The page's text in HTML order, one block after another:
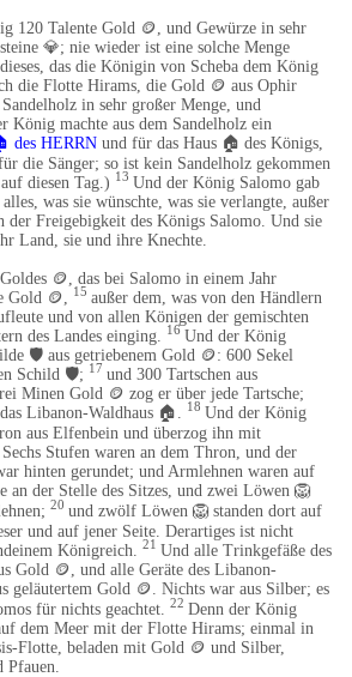
120 Talente Gold 🪙, und Gewürze in sehr
💎​; nie wieder ist eine solche Menge
das die Königin von Scheba dem König
die Flotte Hirams, die Gold 🪙 aus Ophir
in sehr großer Menge, und
König machte aus dem Sandelholz ein
des HERRN und für das Haus 🏠 ​des Königs,
die Sänger; so ist kein Sandelholz gekommen
diesen Tag.) 13Und der König Salomo gab
was sie wünschte, was sie verlangte, außer
der Freigebigkeit des Königs Salomo. Und sie
Land, sie und ihre Knechte.
🪙, das bei Salomo in einem Jahr
Gold 🪙,
15 außer dem, was von den Händlern
und von allen Königen der gemischten
des Landes einging.
16Und der König
🛡️ aus getriebenem Gold 🪙: 600 Sekel
Schild 🛡️; 17und 300 Tartschen aus
Minen Gold 🪙 zog er über jede Tartsche;
Libanon-Waldhaus 🏠 18Und der König
aus Elfenbein und überzog ihn mit
Sechs Stufen waren an dem Thron, und der
hinten gerundet; und Armlehnen waren auf
an der Stelle des Sitzes, und zwei Löwen🦁
20und zwölf Löwen🦁 ​standen dort auf
und auf jener Seite. Derartiges ist nicht
Königreich.21Und alle Trinkgefäße des
Gold 🪙, und alle Geräte des Libanon-
geläutertem Gold 🪙. Nichts war aus Silber; es
für nichts geachtet.22Denn der König
dem Meer mit der Flotte Hirams; einmal in
Flotte, beladen mit Gold 🪙 und Silber,